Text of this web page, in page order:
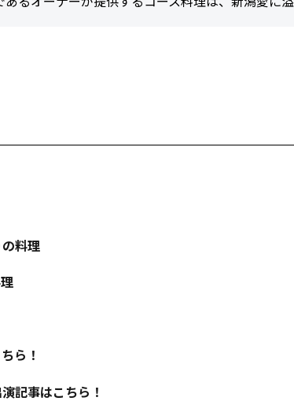
料理
ら！
記事はこちら！